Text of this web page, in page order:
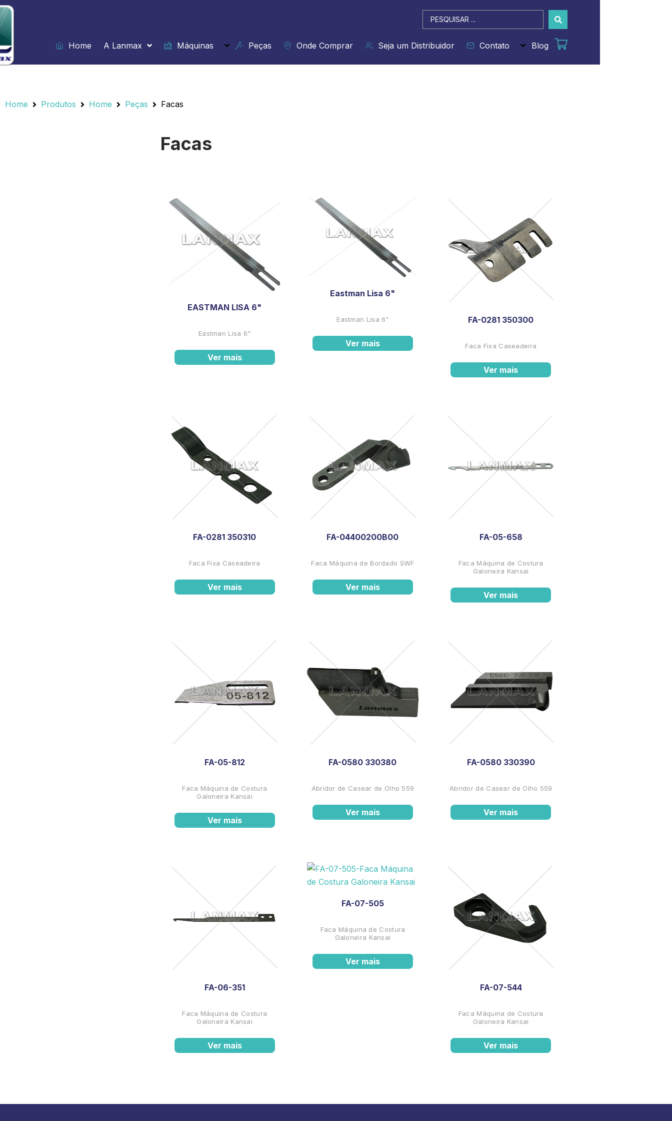
Ir
para
o
conteúdo
Pesquisar
...
Home
A Lanmax Máquinas Peças Onde Comprar Seja um Distribuidor Contato Blog
Home Produtos / Home / Peças / Facas
Home Produtos Home Peças Facas
Facas
EASTMAN LISA 6"
Eastman Lisa 6"
Ver mais
Eastman Lisa 6"
Eastman Lisa 6"
Ver mais
FA-0281 350300
Faca Fixa Caseadeira
Ver mais
FA-0281 350310
Faca Fixa Caseadeira
Ver mais
FA-04400200B00
Faca Máquina de Bordado SWF
Ver mais
FA-05-658
Faca Máquina de Costura
Galoneira Kansai
Ver mais
FA-05-812
Faca Máquina de Costura
Galoneira Kansai
Ver mais
FA-0580 330380
Abridor de Casear de Olho 559
Ver mais
FA-0580 330390
Abridor de Casear de Olho 559
Ver mais
FA-06-351
Faca Máquina de Costura
Galoneira Kansai
Ver mais
FA-07-505
Faca Máquina de Costura
Galoneira Kansai
Ver mais
FA-07-544
Faca Máquina de Costura
Galoneira Kansai
Ver mais